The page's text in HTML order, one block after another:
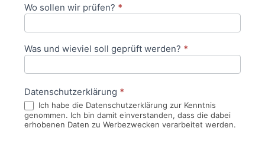
Wo sollen wir prüfen? *
Was und wieviel soll geprüft werden? *
Datenschutzerklärung *
Ich habe die Datenschutzerklärung zur Kenntnis
genommen. Ich bin damit einverstanden, dass die dabei
erhobenen Daten zu Werbezwecken verarbeitet werden.